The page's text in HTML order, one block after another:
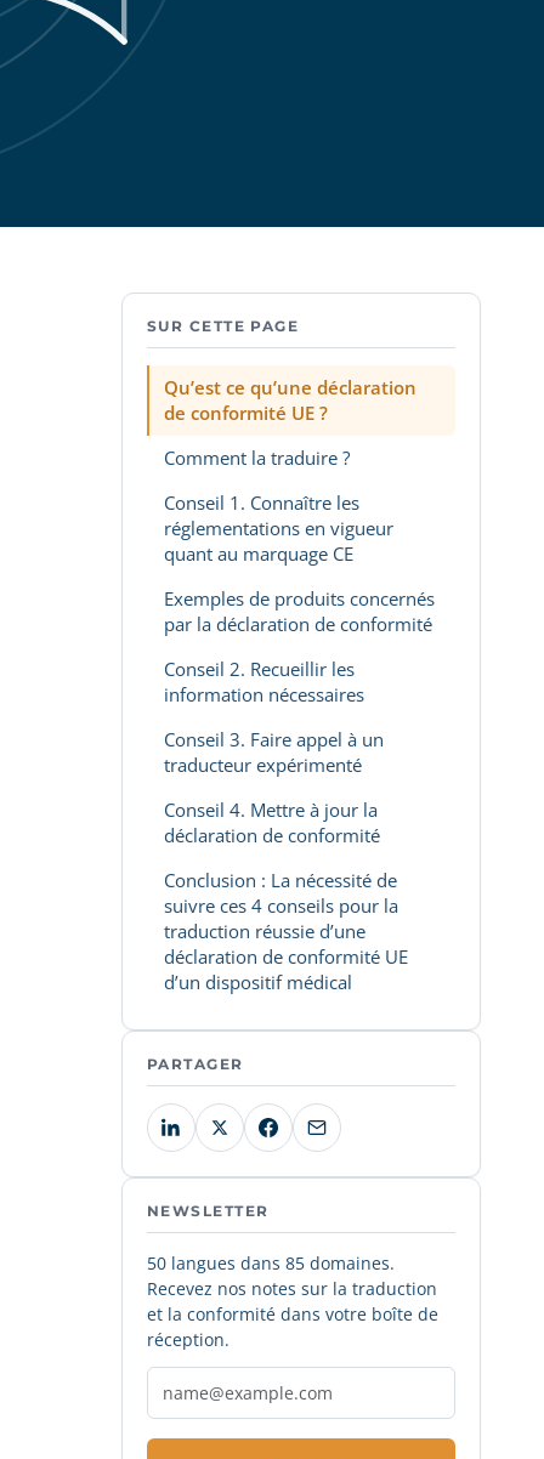
SUR CETTE PAGE
Qu’est ce qu’une déclaration
de conformité UE ?
Comment la traduire ?
Conseil 1. Connaître les
réglementations en vigueur
quant au marquage CE
Exemples de produits concernés
par la déclaration de conformité
Conseil 2. Recueillir les
information nécessaires
Conseil 3. Faire appel à un
traducteur expérimenté
Conseil 4. Mettre à jour la
déclaration de conformité
Conclusion : La nécessité de
suivre ces 4 conseils pour la
traduction réussie d’une
déclaration de conformité UE
d’un dispositif médical
PARTAGER
NEWSLETTER
50 langues dans 85 domaines.
Recevez nos notes sur la traduction
et la conformité dans votre boîte de
réception.